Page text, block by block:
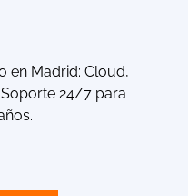
en Madrid: Cloud,
24/7 para